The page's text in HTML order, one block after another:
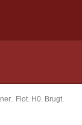
Flot. H0. Brugt.